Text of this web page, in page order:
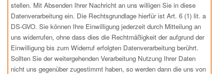
stellen. Mit Absenden Ihrer Nachricht an uns willigen Sie in diese
Datenverarbeitung ein. Die Rechtsgrundlage hierfür ist Art. 6 (1) lit. a
DS-GVO. Sie können Ihre Einwilligung jederzeit durch Mitteilung an
uns widerrufen, ohne dass dies die Rechtmäßigkeit der aufgrund der
Einwilligung bis zum Widerruf erfolgten Datenverarbeitung berührt.
Sollten Sie der weitergehenden Verarbeitung Nutzung Ihrer Daten
nicht uns gegenüber zugestimmt haben, so werden dann die uns von